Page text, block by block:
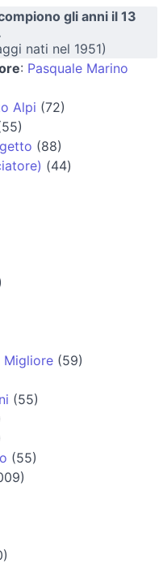
gli anni il 13
nati nel 1951)
: Pasquale Marino
Alpi (72)
(88)
(44)
Migliore (59)
(55)
(55)